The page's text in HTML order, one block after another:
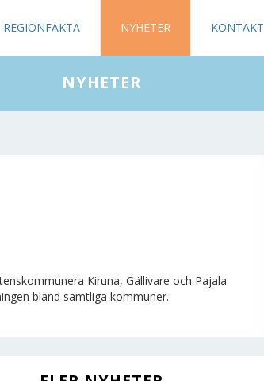
REGIONFAKTA NYHETER KONTAKT
NYHETER
Kiruna, Gällivare och Pajala
bland samtliga kommuner.